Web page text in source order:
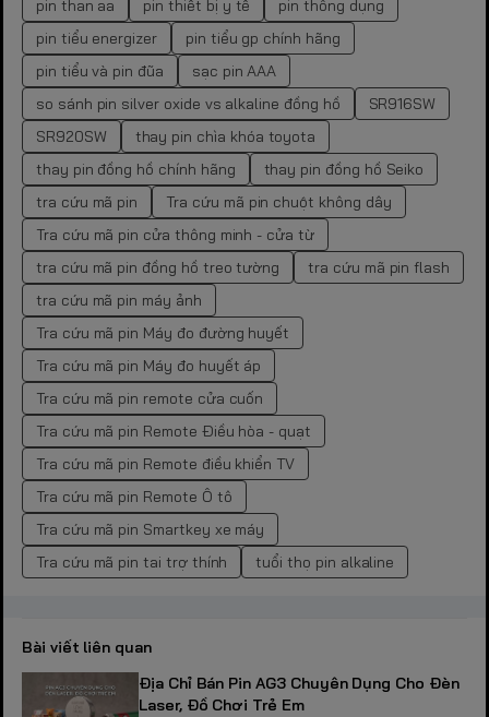
pin than aa
pin thiết bị y tế
pin thông dụng
pin tiểu energizer
pin tiểu gp chính hãng
pin tiểu và pin đũa
sạc pin AAA
so sánh pin silver oxide vs alkaline đồng hồ
SR916SW
SR920SW
thay pin chìa khóa toyota
thay pin đồng hồ chính hãng
thay pin đồng hồ Seiko
tra cứu mã pin
Tra cứu mã pin chuột không dây
Tra cứu mã pin cửa thông minh - cửa từ
tra cứu mã pin đồng hồ treo tường
tra cứu mã pin flash
tra cứu mã pin máy ảnh
Tra cứu mã pin Máy đo đường huyết
Tra cứu mã pin Máy đo huyết áp
Tra cứu mã pin remote cửa cuốn
Tra cứu mã pin Remote Điều hòa - quạt
Tra cứu mã pin Remote điều khiển TV
Tra cứu mã pin Remote Ô tô
Tra cứu mã pin Smartkey xe máy
Tra cứu mã pin tai trợ thính
tuổi thọ pin alkaline
Bài viết liên quan
Địa Chỉ Bán Pin AG3 Chuyên Dụng Cho Đèn
Laser, Đồ Chơi Trẻ Em